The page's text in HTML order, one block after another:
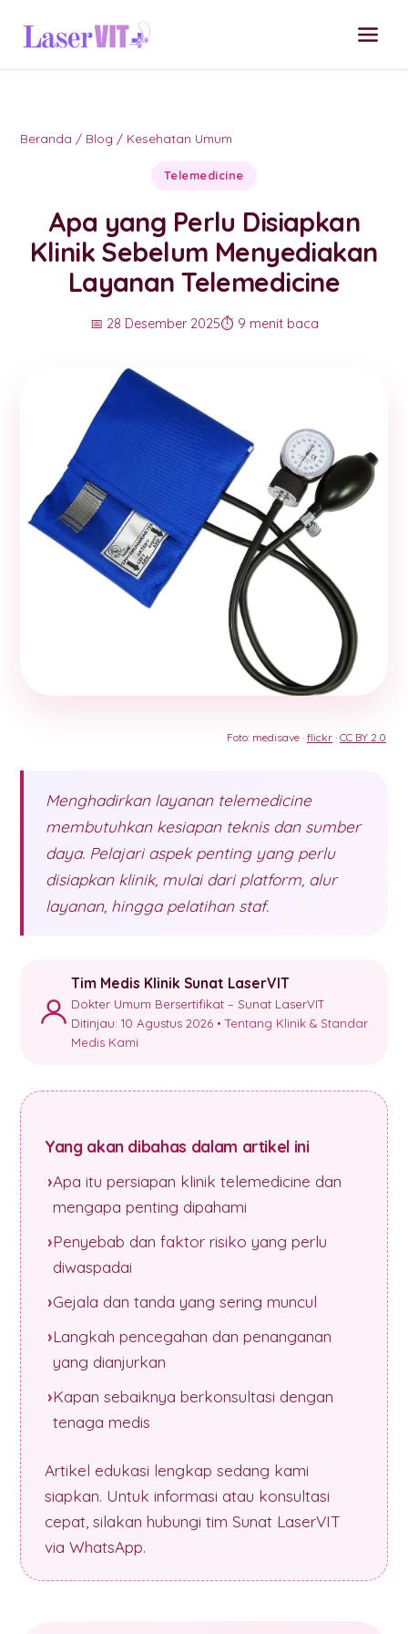
Beranda / Blog / Kesehatan Umum
Telemedicine
Apa yang Perlu Disiapkan
Klinik Sebelum Menyediakan
Layanan Telemedicine
📅 28 Desember 2025⏱️ 9 menit baca
Foto: medisave · flickr · CC BY 2.0
Menghadirkan layanan telemedicine
membutuhkan kesiapan teknis dan sumber
daya. Pelajari aspek penting yang perlu
disiapkan klinik, mulai dari platform, alur
layanan, hingga pelatihan staf.
Tim Medis Klinik Sunat LaserVIT
Dokter Umum Bersertifikat – Sunat LaserVIT
Ditinjau: 10 Agustus 2026 •Tentang Klinik & Standar
Medis Kami
Yang akan dibahas dalam artikel ini
Apa itu persiapan klinik telemedicine dan
mengapa penting dipahami
Penyebab dan faktor risiko yang perlu
diwaspadai
Gejala dan tanda yang sering muncul
Langkah pencegahan dan penanganan
yang dianjurkan
Kapan sebaiknya berkonsultasi dengan
tenaga medis
Artikel edukasi lengkap sedang kami
siapkan. Untuk informasi atau konsultasi
cepat, silakan hubungi tim Sunat LaserVIT
via WhatsApp.